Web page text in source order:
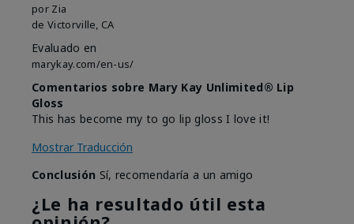
por Zia
de Victorville, CA
Evaluado en
marykay.com/en-us/
Comentarios sobre Mary Kay Unlimited® Lip
Gloss
This has become my to go lip gloss I love it!
Mostrar Traducción
Conclusión Sí, recomendaría a un amigo
¿Le ha resultado útil esta